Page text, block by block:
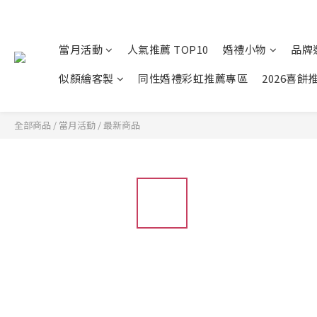
當月活動 人氣推薦 TOP10 婚禮小物
品牌
似顏繪客製
同性婚禮彩虹推薦專區 2026喜餅
全部商品 / 當月活動 /最新商品